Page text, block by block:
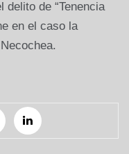
de “Tenencia
en el caso la